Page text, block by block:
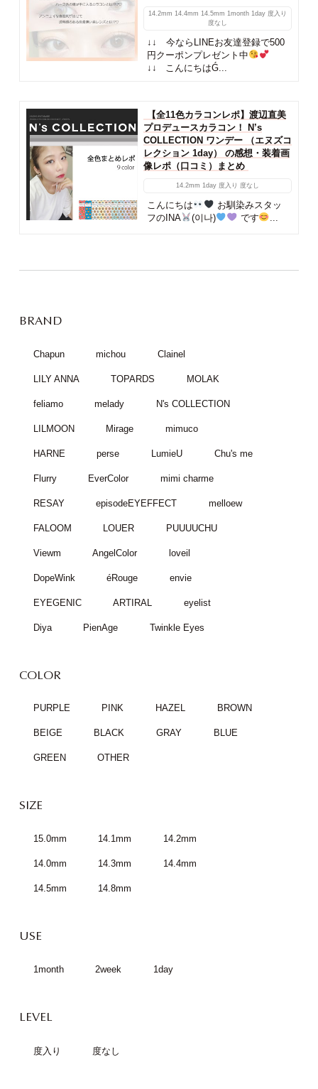
14.2mm 14.4mm 14.5mm 1month 1day 度入り
度なし
↓↓ 今ならLINEお友達登録で500
円クーポンプレゼント中
↓↓ こんにちはǴ...
【全11色カラコンレポ】渡辺直美
プロデュースカラコン！ N’s
COLLECTION ワンデー （エヌズコ
レクション 1day） の感想・装着画
像レポ（口コミ）まとめ
14.2mm 1day 度入り 度なし
こんにちは
お馴染みスタッ
フのINA
(이나) です
BRAND
Chapun michou Clainel
LILY ANNA TOPARDS MOLAK
feliamo melady N's COLLECTION
LILMOON Mirage mimuco
HARNE perse LumieU Chu's me
Flurry EverColor mimi charme
RESAY episodeEYEFFECT melloew
FALOOM LOUER PUUUUCHU
Viewm AngelColor loveil
DopeWink éRouge envie
EYEGENIC ARTIRAL eyelist
Diya PienAge Twinkle Eyes
COLOR
PURPLE PINK HAZEL BROWN
BEIGE BLACK GRAY BLUE
GREEN OTHER
SIZE
15.0mm 14.1mm 14.2mm
14.0mm 14.3mm 14.4mm
14.5mm 14.8mm
USE
1month 2week 1day
LEVEL
度入り 度なし